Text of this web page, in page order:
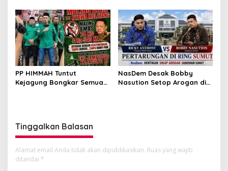
Medan kepada Josef
Sembiring
Banding
PP HIMMAH Tuntut
Kejagung Bongkar Semua
NasDem Desak Bobby
Nasution Setop Arogan di
Tinggalkan Balasan
Alamat email Anda tidak akan dipublikasikan. Ruas yang wajib
ditandai *